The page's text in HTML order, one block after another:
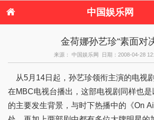
中国娱乐网
日本娱乐 韩国娱乐
音乐新闻 影视新闻
日本韩国明星
八卦
欧美明星八
金荷娜孙艺珍“素面对
来源： 中国娱乐网 日期：2008-04-28
从5月14日起，孙艺珍领衔主演的电视
在MBC电视台播出，这部电视剧同样也
的主要发生背景，与时下热播中的《On